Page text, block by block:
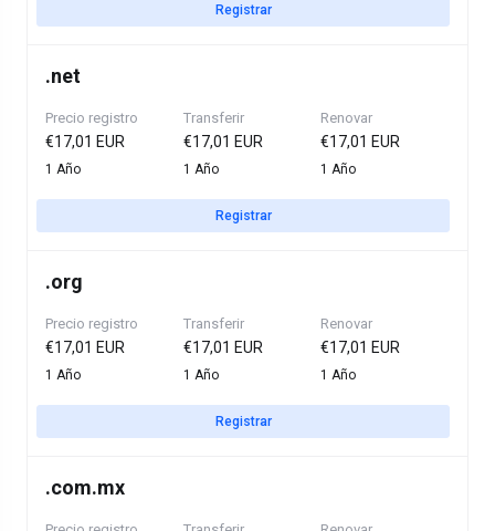
Registrar
.net
Precio registro
€17,01 EUR
1 Año
Transferir
€17,01 EUR
1 Año
Renovar
€17,01 EUR
1 Año
Registrar
.org
Precio registro
€17,01 EUR
1 Año
Transferir
€17,01 EUR
1 Año
Renovar
€17,01 EUR
1 Año
Registrar
.com.mx